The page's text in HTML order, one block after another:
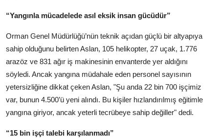
“Yangınla mücadelede asıl eksik insan gücüdür”
Orman Genel Müdürlüğü’nün teknik açıdan güçlü bir altyapıya
sahip olduğunu belirten Aslan, 105 helikopter, 27 uçak, 1.776
arazöz ve 831 ağır iş makinesinin envanterde yer aldığını
söyledi. Ancak yangına müdahale eden personel sayısının
yetersizliğine dikkat çeken Aslan, "Şu anda 22 bin 700 işçimiz
var, bunun 4.500’ü yeni alındı. Bu kişiler hızlandırılmış eğitimle
yangına giriyor, ancak yeterli tecrübeye sahip değiller" dedi.
“15 bin işçi talebi karşılanmadı”